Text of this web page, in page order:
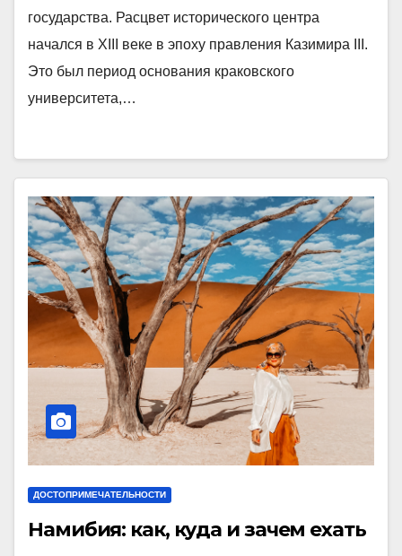
государства. Расцвет исторического центра
начался в XIII веке в эпоху правления Казимира III.
Это был период основания краковского
университета,…
ДОСТОПРИМЕЧАТЕЛЬНОСТИ
Намибия: как, куда и зачем ехать